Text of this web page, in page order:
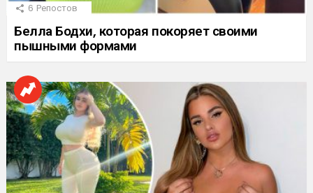
6 Репостов
Белла Бодхи, которая покоряет своими
пышными формами